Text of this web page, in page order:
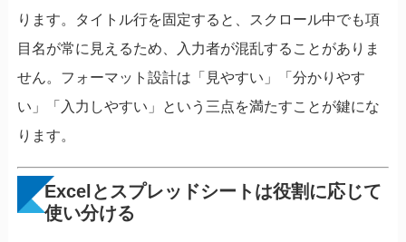
ります。タイトル行を固定すると、スクロール中でも項
目名が常に見えるため、入力者が混乱することがありま
せん。フォーマット設計は「見やすい」「分かりやす
い」「入力しやすい」という三点を満たすことが鍵にな
ります。
Excelとスプレッドシートは役割に応じて
使い分ける